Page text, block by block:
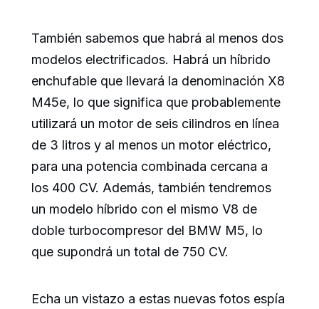
También sabemos que habrá al menos dos
modelos electrificados. Habrá un híbrido
enchufable que llevará la denominación X8
M45e, lo que significa que probablemente
utilizará un motor de seis cilindros en línea
de 3 litros y al menos un motor eléctrico,
para una potencia combinada cercana a
los 400 CV. Además, también tendremos
un modelo híbrido con el mismo V8 de
doble turbocompresor del BMW M5, lo
que supondrá un total de 750 CV.
Echa un vistazo a estas nuevas fotos espía